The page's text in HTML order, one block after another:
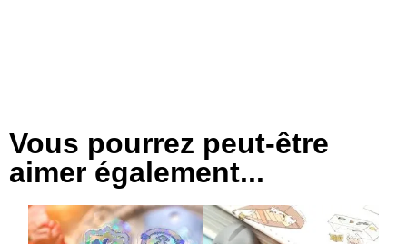
Vous pourrez peut-être
aimer également...